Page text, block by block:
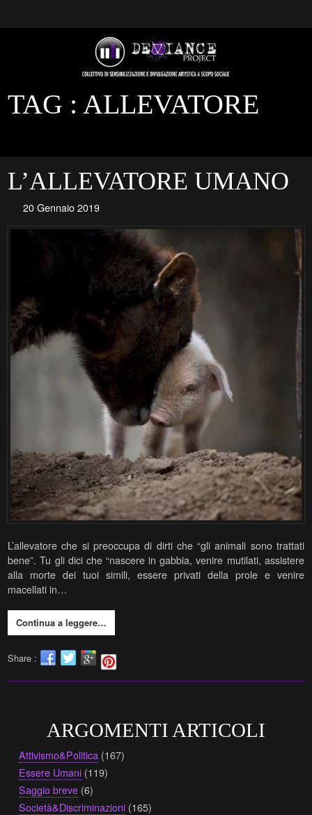
TAG :ALLEVATORE
L’ALLEVATORE UMANO
20 Gennaio 2019
L’allevatore che si preoccupa di dirti che “gli animali sono trattati
bene”. Tu gli dici che “nascere in gabbia, venire mutilati, assistere
alla morte dei tuoi simili, essere privati della prole e venire
macellati in…
Continua a leggere…
Share :
ARGOMENTI ARTICOLI
Attivismo&Politica (167)
Essere Umani (119)
Saggio breve (6)
Società&Discriminazioni (165)